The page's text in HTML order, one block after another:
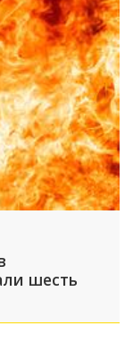
шесть